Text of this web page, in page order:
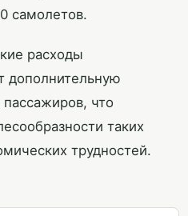
самолетов.
расходы
дополнительную
что
таких
трудностей.